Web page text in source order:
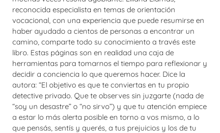
reconocida especialista en temas de orientación
vocacional, con una experiencia que puede resumirse en
haber ayudado a cientos de personas a encontrar un
camino, comparte todo su conocimiento a través este
libro. Estas páginas son en realidad una caja de
herramientas para tomarnos el tiempo para reflexionar y
decidir a conciencia lo que queremos hacer. Dice la
autora: “El objetivo es que te conviertas en tu propio
detective privado. Que te observes sin juzgarte (nada de
“soy un desastre” o “no sirvo”) y que tu atención empiece
a estar lo más alerta posible en torno a vos mismo, a lo
que pensás, sentís y querés, a tus prejuicios y los de tu